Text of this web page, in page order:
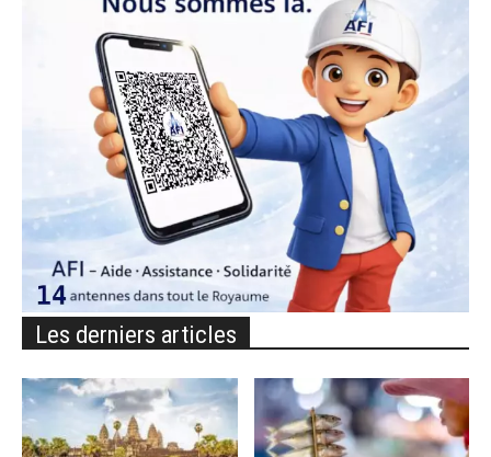
Les derniers articles